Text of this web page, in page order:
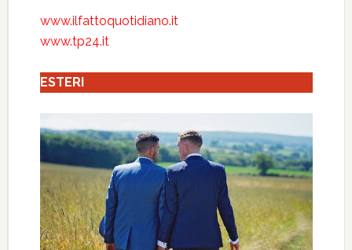
www.ilfattoquotidiano.it
www.tp24.it
ESTERI